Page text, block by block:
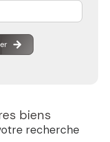
biens
recherche